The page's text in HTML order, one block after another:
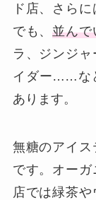
ド店、さら
でも、並んで
ラ、ジンジ
イダー……な
あります。
無糖のアイス
です。オー
店では緑茶